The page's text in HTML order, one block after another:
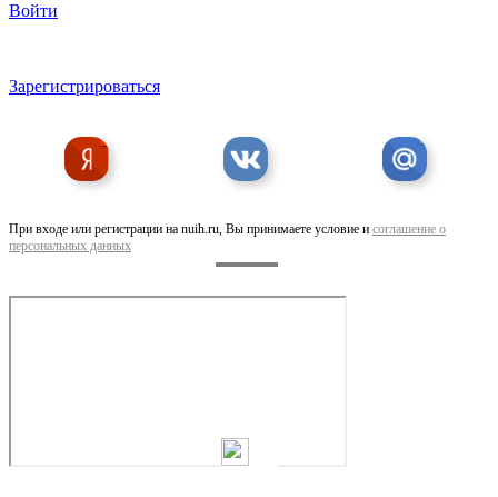
Войти
Зарегистрироваться
При входе или регистрации на nuih.ru, Вы принимаете условие и соглашение о
персональных данных